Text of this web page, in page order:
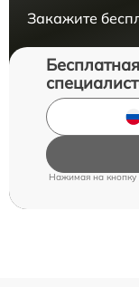
Закажите
Нажимая на кнопку